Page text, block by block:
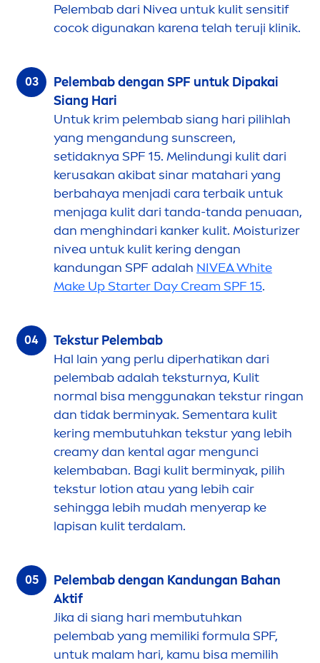
Pelembab dari Nivea untuk kulit sensitif
cocok digunakan karena telah teruji klinik.
Pelembab dengan SPF untuk Dipakai
Siang Hari
Untuk krim pelembab siang hari pilihlah
yang mengandung sunscreen,
setidaknya SPF 15. Melindungi kulit dari
kerusakan akibat sinar matahari yang
berbahaya menjadi cara terbaik untuk
menjaga kulit dari tanda-tanda penuaan,
dan menghindari kanker kulit. Moisturizer
nivea untuk kulit kering dengan
kandungan SPF adalah NIVEAWhite
Make Up Starter Day Cream SPF 15.
Tekstur Pelembab
Hal lain yang perlu diperhatikan dari
pelembab adalah teksturnya, Kulit
normal bisa menggunakan tekstur ringan
dan tidak berminyak. Sementara kulit
kering membutuhkan tekstur yang lebih
creamy dan kental agar mengunci
kelembaban. Bagi kulit berminyak, pilih
tekstur lotion atau yang lebih cair
sehingga lebih mudah menyerap ke
lapisan kulit terdalam.
Pelembab dengan Kandungan Bahan
Aktif
Jika di siang hari membutuhkan
pelembab yang memiliki formula SPF,
untuk malam hari, kamu bisa memilih